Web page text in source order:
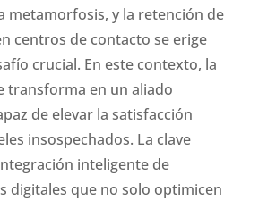
metamorfosis, y la retención de
centros de contacto se erige
crucial. En este contexto, la
transforma en un aliado
de elevar la satisfacción
insospechados. La clave
inteligente de
digitales que no solo optimicen